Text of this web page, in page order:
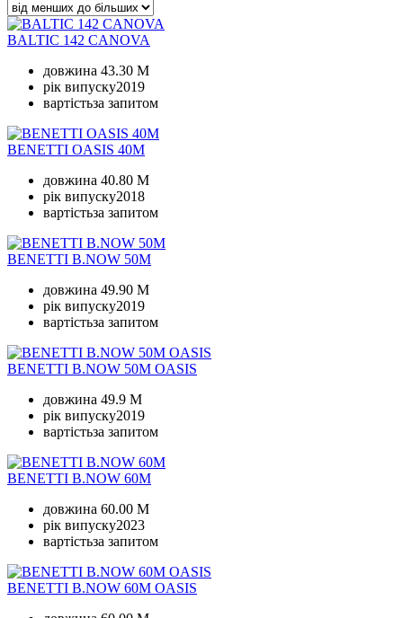
BALTIC 142 CANOVA
довжина 43.30 M
рік випуску2019
вартістьза запитом
BENETTI OASIS 40M
довжина 40.80 M
рік випуску2018
вартістьза запитом
BENETTI B.NOW 50M
довжина 49.90 M
рік випуску2019
вартістьза запитом
BENETTI B.NOW 50M OASIS
довжина 49.9 M
рік випуску2019
вартістьза запитом
BENETTI B.NOW 60M
довжина 60.00 M
рік випуску2023
вартістьза запитом
BENETTI B.NOW 60M OASIS